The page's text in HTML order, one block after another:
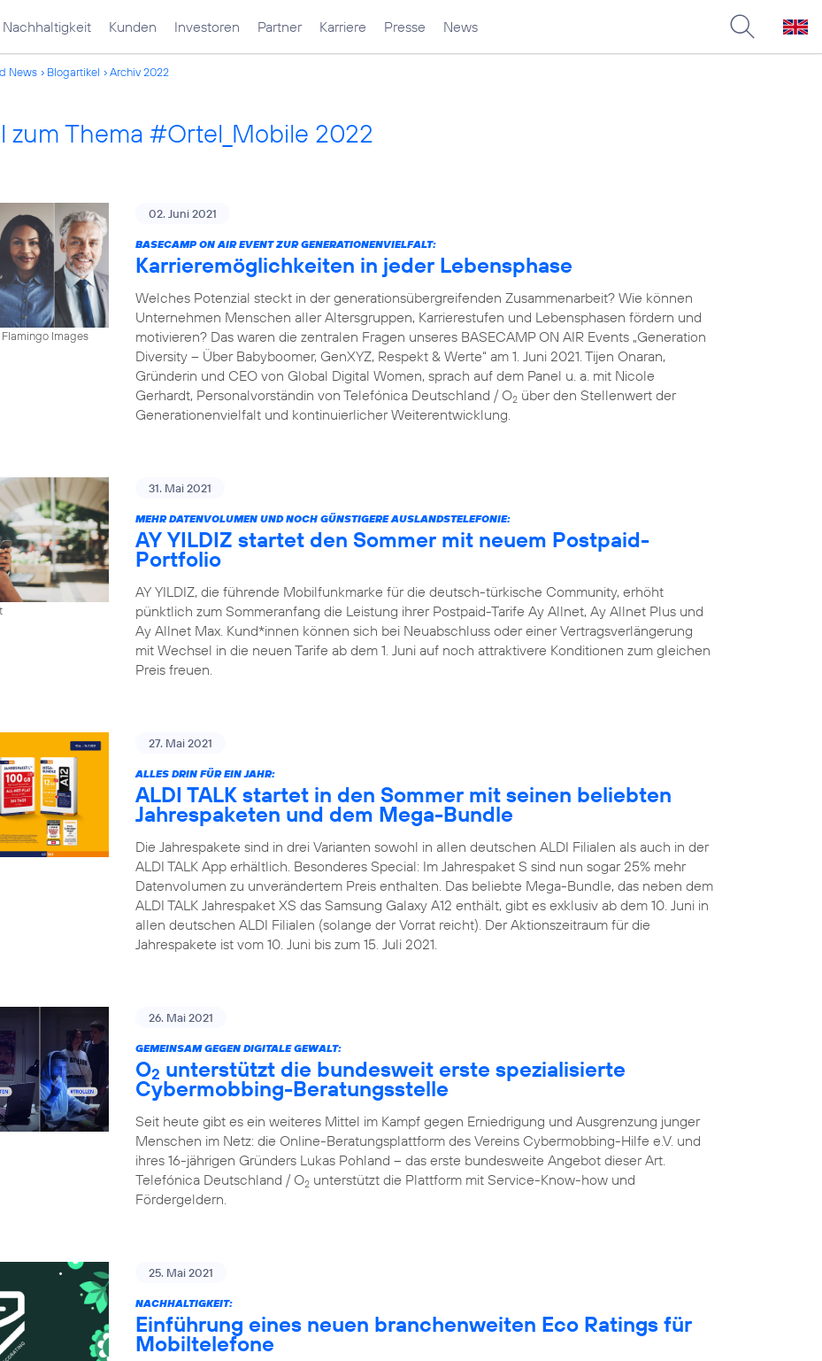
Nachhaltigkeit Kunden Investoren Partner Karriere Presse News
News Blogartikel Archiv 2022
zum Thema #Ortel_Mobile 2022
Images
02. Juni 2021
BASECAMP ON AIR EVENT ZUR GENERATIONENVIELFALT:
Karrieremöglichkeiten in jeder Lebensphase
Welches Potenzial steckt in der generationsübergreifenden Zusammenarbeit? Wie können
Unternehmen Menschen aller Altersgruppen, Karrierestufen und Lebensphasen fördern und
motivieren? Das waren die zentralen Fragen unseres BASECAMP ON AIR Events „Generation
Diversity – Über Babyboomer, GenXYZ, Respekt & Werte“ am 1. Juni 2021. Tijen Onaran,
Gründerin und CEO von Global Digital Women, sprach auf dem Panel u. a. mit Nicole
Gerhardt, Personalvorständin von Telefónica Deutschland / O2 über den Stellenwert der
Generationenvielfalt und kontinuierlicher Weiterentwicklung.
31. Mai 2021
MEHR DATENVOLUMEN UND NOCH GÜNSTIGERE AUSLANDSTELEFONIE:
AY YILDIZ startet den Sommer mit neuem Postpaid-
Portfolio
AY YILDIZ, die führende Mobilfunkmarke für die deutsch-türkische Community, erhöht
pünktlich zum Sommeranfang die Leistung ihrer Postpaid-Tarife Ay Allnet, Ay Allnet Plus und
Ay Allnet Max. Kund*innen können sich bei Neuabschluss oder einer Vertragsverlängerung
mit Wechsel in die neuen Tarife ab dem 1. Juni auf noch attraktivere Konditionen zum gleichen
Preis freuen.
27. Mai 2021
ALLES DRIN FÜR EIN JAHR:
ALDI TALK startet in den Sommer mit seinen beliebten
Jahrespaketen und dem Mega-Bundle
Die Jahrespakete sind in drei Varianten sowohl in allen deutschen ALDI Filialen als auch in der
ALDI TALK App erhältlich. Besonderes Special: Im Jahrespaket S sind nun sogar 25% mehr
Datenvolumen zu unverändertem Preis enthalten. Das beliebte Mega-Bundle, das neben dem
ALDI TALK Jahrespaket XS das Samsung Galaxy A12 enthält, gibt es exklusiv ab dem 10. Juni in
allen deutschen ALDI Filialen (solange der Vorrat reicht). Der Aktionszeitraum für die
Jahrespakete ist vom 10. Juni bis zum 15. Juli 2021.
26. Mai 2021
GEMEINSAM GEGEN DIGITALE GEWALT:
O2 unterstützt die bundesweit erste spezialisierte
Cybermobbing-Beratungsstelle
Seit heute gibt es ein weiteres Mittel im Kampf gegen Erniedrigung und Ausgrenzung junger
Menschen im Netz: die Online-Beratungsplattform des Vereins Cybermobbing-Hilfe e.V. und
ihres 16-jährigen Gründers Lukas Pohland – das erste bundesweite Angebot dieser Art.
Telefónica Deutschland / O2 unterstützt die Plattform mit Service-Know-how und
Fördergeldern.
25. Mai 2021
NACHHALTIGKEIT:
Einführung eines neuen branchenweiten Eco Ratings für
Mobiltelefone